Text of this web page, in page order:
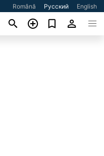
Română Русский English